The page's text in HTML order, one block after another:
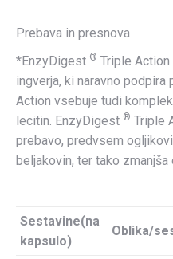
Twitterju
Pinterestu
Prebava in presnova
*EnzyDigest ® Triple
ingverja, ki naravno podpira
Action vsebuje tudi
lecitin. EnzyDigest ® Triple
prebavo, predvsem
beljakovin, ter tako
Sestavine(na
kapsulo)
Oblika/